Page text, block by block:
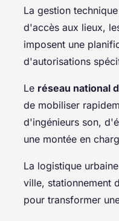
La gestion
d'accès aux lieux,
imposent une
d'autorisations
Le réseau national
de mobiliser
d'ingénieurs son,
une montée en
La logistique
ville, stationnement
pour transformer